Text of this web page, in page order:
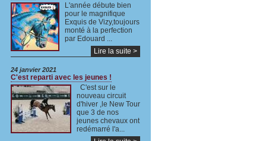
L'année débute bien
pour le magnifique
Exquis de Vizy,toujours
monté à la perfection
par Edouard ...
Lire la suite >
24 janvier 2021
C'est reparti avec les jeunes !
C'est sur le
nouveau circuit
d'hiver ,le New Tour
que 3 de nos
jeunes chevaux ont
redémarré l'a...